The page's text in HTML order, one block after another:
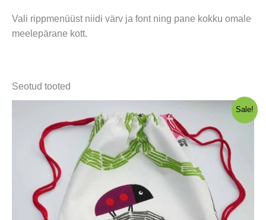
Vali rippmenüüst niidi värv ja font ning pane kokku omale
meelepärane kott.
Seotud tooted
Sale!